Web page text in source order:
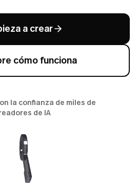
a crear
cómo funciona
la confianza de miles de
de IA